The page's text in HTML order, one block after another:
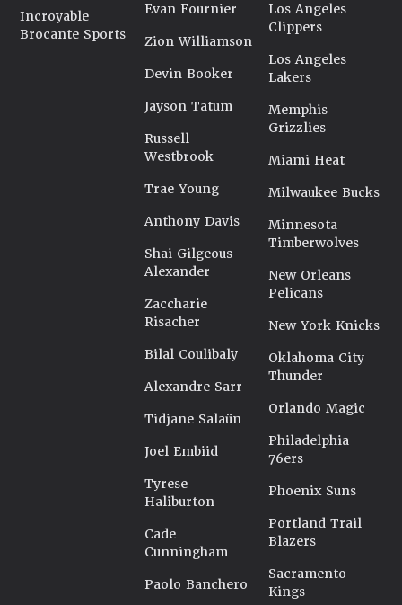
Incroyable
Brocante Sports
Evan Fournier
Zion Williamson
Devin Booker
Jayson Tatum
Russell
Westbrook
Trae Young
Anthony Davis
Shai Gilgeous-
Alexander
Zaccharie
Risacher
Bilal Coulibaly
Alexandre Sarr
Tidjane Salaün
Joel Embiid
Tyrese
Haliburton
Cade
Cunningham
Paolo Banchero
Los Angeles
Clippers
Los Angeles
Lakers
Memphis
Grizzlies
Miami Heat
Milwaukee Bucks
Minnesota
Timberwolves
New Orleans
Pelicans
New York Knicks
Oklahoma City
Thunder
Orlando Magic
Philadelphia
76ers
Phoenix Suns
Portland Trail
Blazers
Sacramento
Kings